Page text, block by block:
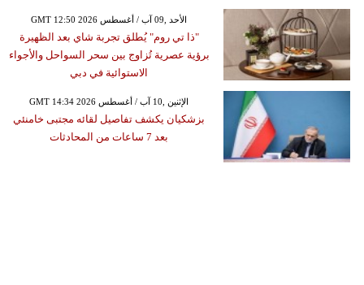
GMT 12:50 2026 الأحد ,09 آب / أغسطس
"ذا تي روم" يُطلق تجربة شاي بعد الظهيرة
برؤية عصرية تُزاوج بين سحر السواحل والأجواء
الاستوائية في دبي
GMT 14:34 2026 الإثنين ,10 آب / أغسطس
بزشكيان يكشف تفاصيل لقائه مجتبى خامنئي
بعد 7 ساعات من المحادثات